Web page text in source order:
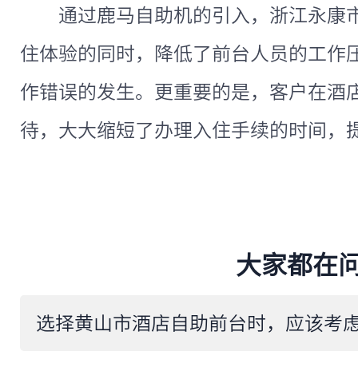
通过鹿马自助机的引入，浙江永康
住体验的同时，降低了前台人员的工作
作错误的发生。更重要的是，客户在酒
待，大大缩短了办理入住手续的时间，
大家都在